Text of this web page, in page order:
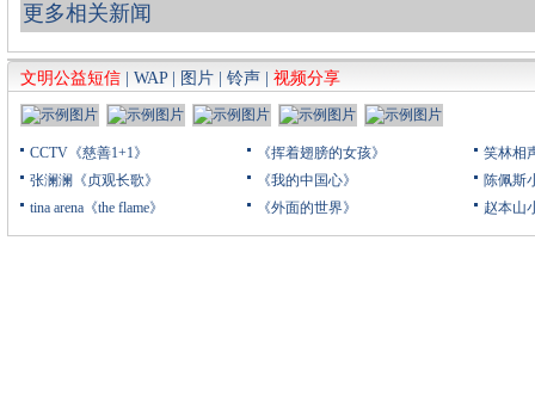
更多相关新闻
文明公益短信 WAP| 图片 铃声 视频分享
CCTV《慈善1+1》
张澜澜《贞观长歌》
tina arena《the flame》
《挥着翅膀的女孩》
《我的中国心》
《外面的世界》
笑林相
陈佩斯
赵本山